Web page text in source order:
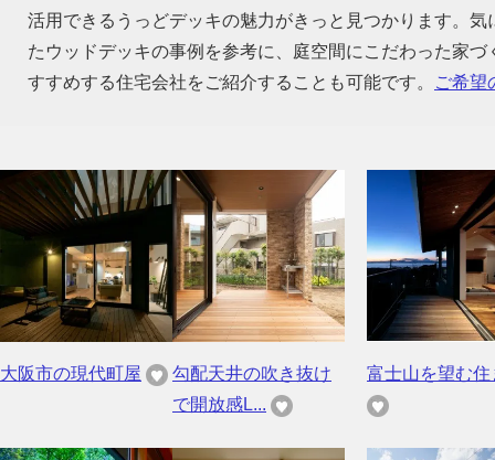
活用できるうっどデッキの魅力がきっと見つかります。
たウッドデッキの事例を参考に、庭空間にこだわった家
すすめする住宅会社をご紹介することも可能です。
ご希望
大阪市の現代町屋
勾配天井の吹き抜け
で開放感L...
富士山を望む住